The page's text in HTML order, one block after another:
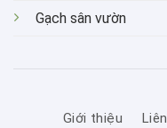
Gạch sân vườn
Giới thiệu